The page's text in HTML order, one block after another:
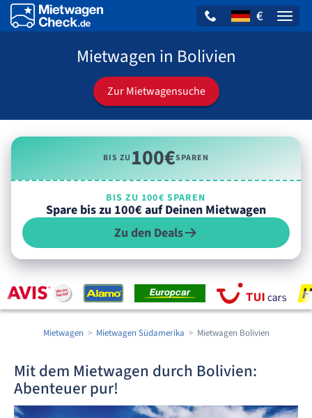
€
Mietwagen in Bolivien
Zur Mietwagensuche
BIS ZU100€SPAREN
BIS ZU 100€ SPAREN
Spare bis zu 100€ auf Deinen Mietwagen
Zu den Deals
Mietwagen Mietwagen Südamerika Mietwagen Bolivien
Mit dem Mietwagen durch Bolivien:
Abenteuer pur!